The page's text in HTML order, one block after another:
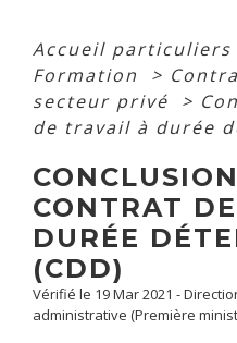
Accueil particuliers
Formation
>
secteur privé
>
de travail à durée
CONTRAT
DURÉE
(CDD)
Vérifié le 19 Mar 2021 -
administrative (Première